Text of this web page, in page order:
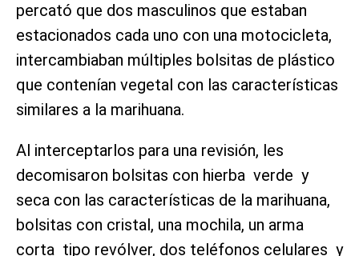
percató que dos masculinos que estaban
estacionados cada uno con una motocicleta,
intercambiaban múltiples bolsitas de plástico
que contenían vegetal con las características
similares a la marihuana.
Al interceptarlos para una revisión, les
decomisaron bolsitas con hierba verde y
seca con las características de la marihuana,
bolsitas con cristal, una mochila, un arma
corta tipo revólver, dos teléfonos celulares y